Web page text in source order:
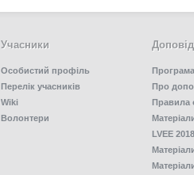
Учасники
Особистий профіль
Перелік учасників
Wiki
Волонтери
Про
Правила
LVEE